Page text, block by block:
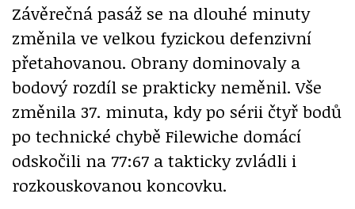
Závěrečná pasáž se na dlouhé minuty
změnila ve velkou fyzickou defenzivní
přetahovanou. Obrany dominovaly a
bodový rozdíl se prakticky neměnil. Vše
změnila 37. minuta, kdy po sérii čtyř bodů
po technické chybě Filewiche domácí
odskočili na 77:67 a takticky zvládli i
rozkouskovanou koncovku.